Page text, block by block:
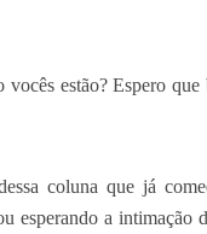
vocês estão? Espero
coluna que já
esperando a intimação